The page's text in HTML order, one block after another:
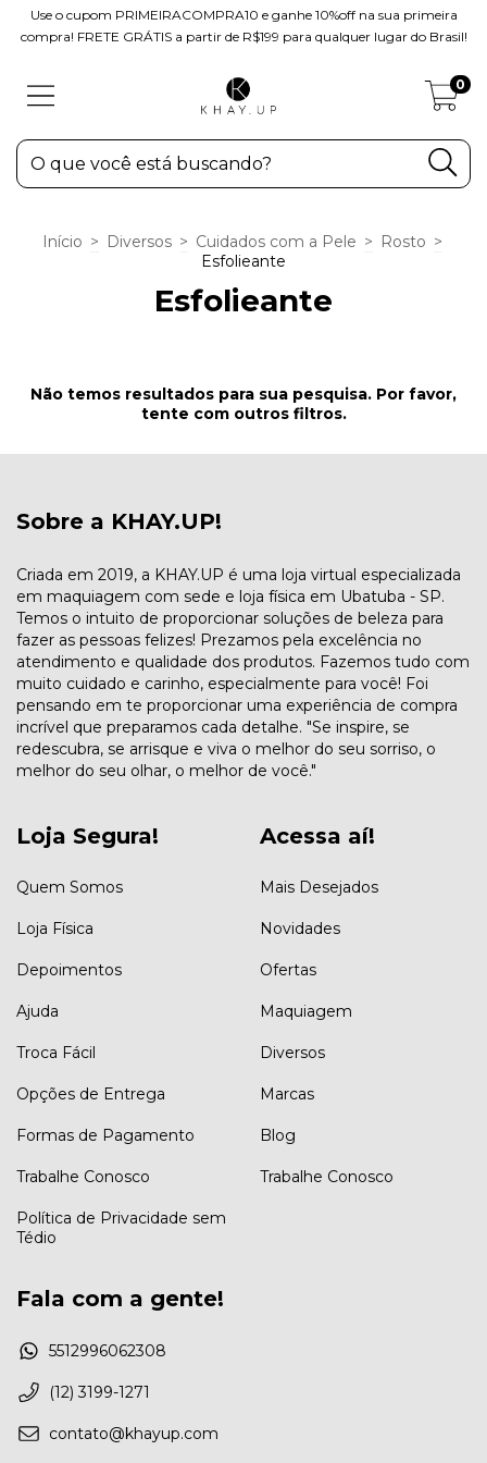
Use o cupom PRIMEIRACOMPRA10 e ganhe 10%off na sua primeira
compra! FRETE GRÁTIS a partir de R$199 para qualquer lugar do Brasil!
0
Início > Diversos > Cuidados com a Pele > Rosto >
Esfolieante
Esfolieante
Não temos resultados para sua pesquisa. Por favor,
tente com outros filtros.
Sobre a KHAY.UP!
Criada em 2019, a KHAY.UP é uma loja virtual especializada
em maquiagem com sede e loja física em Ubatuba - SP.
Temos o intuito de proporcionar soluções de beleza para
fazer as pessoas felizes! Prezamos pela excelência no
atendimento e qualidade dos produtos. Fazemos tudo com
muito cuidado e carinho, especialmente para você! Foi
pensando em te proporcionar uma experiência de compra
incrível que preparamos cada detalhe. "Se inspire, se
redescubra, se arrisque e viva o melhor do seu sorriso, o
melhor do seu olhar, o melhor de você."
Loja Segura!
Quem Somos
Loja Física
Depoimentos
Ajuda
Troca Fácil
Opções de Entrega
Formas de Pagamento
Trabalhe Conosco
Política de Privacidade sem
Tédio
Acessa aí!
Mais Desejados
Novidades
Ofertas
Maquiagem
Diversos
Marcas
Blog
Trabalhe Conosco
Fala com a gente!
5512996062308
(12) 3199-1271
contato@khayup.com